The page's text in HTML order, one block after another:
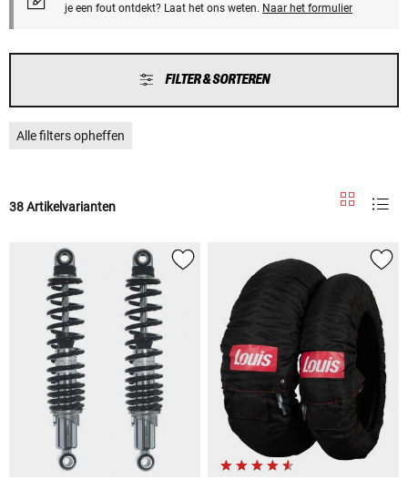
je een fout ontdekt? Laat het ons weten. Naar het formulier
FILTER & SORTEREN
Alle filters opheffen
38 Artikelvarianten